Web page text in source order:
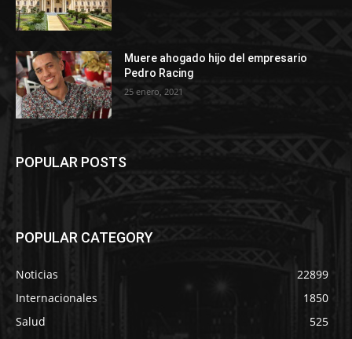
Muere ahogado hijo del empresario
Pedro Racing
25 enero, 2021
POPULAR POSTS
POPULAR CATEGORY
Noticias
22899
Internacionales
1850
Salud
525